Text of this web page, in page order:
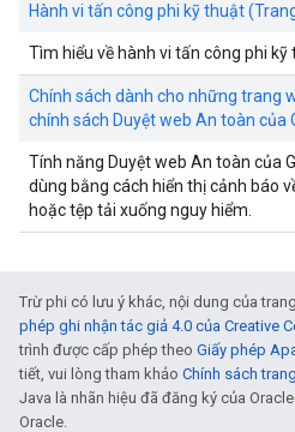
Hành vi tấn công phi kỹ thuật
Tìm hiểu về hành vi tấn công phi kỹ
Chính sách dành cho những trang
chính sách Duyệt web An toàn của
Tính năng Duyệt web An toàn của
dùng bằng cách hiển thị cảnh báo
hoặc tệp tải xuống nguy hiểm.
Trừ phi có lưu ý khác, nội dung của
phép ghi nhận tác giả 4.0 của Creative
trình được cấp phép theo Giấy phép
tiết, vui lòng tham khảo Chính sách
Java là nhãn hiệu đã đăng ký của
Oracle.